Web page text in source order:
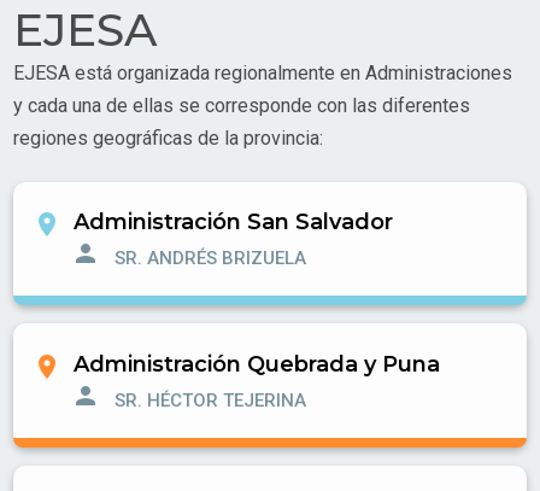
EJESA
EJESA está organizada regionalmente en Administraciones
y cada una de ellas se corresponde con las diferentes
regiones geográficas de la provincia:
room Administración San Salvador
person SR. ANDRÉS BRIZUELA
room Administración Quebrada y Puna
person SR. HÉCTOR TEJERINA